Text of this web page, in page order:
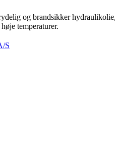
og brandsikker
temperaturer.